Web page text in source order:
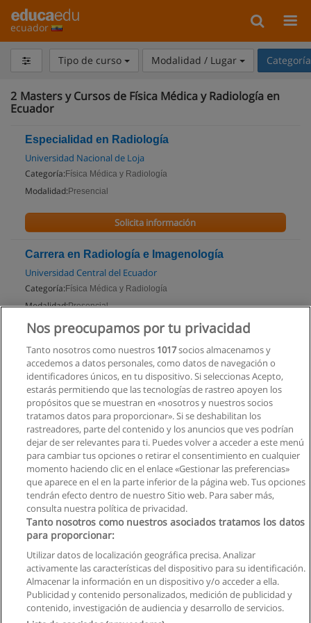
ecuador
Tipo de curso Modalidad / Lugar
2 Masters y Cursos de Física Médica y Radiología en
Ecuador
Especialidad en Radiología
Universidad Nacional de Loja
Categoría: Física Médica y Radiología
Modalidad: Presencial
Solicita información
Carrera en Radiología e Imagenología
Universidad Central del Ecuador
Categoría: Física Médica y Radiología
Modalidad:Presencial
Solicita información
Reglas de uso
Privacidad de datos
Nos preocupamos por tu privacidad
Tanto nosotros como nuestros 1017socios almacenamos y
accedemos a datos personales, como datos de navegación o
identificadores únicos, en tu dispositivo. Si seleccionas Acepto,
estarás permitiendo que las tecnologías de rastreo apoyen los
propósitos que se muestran en «nosotros y nuestros socios
tratamos datos para proporcionar». Si se deshabilitan los
rastreadores, parte del contenido y los anuncios que ves podrían
dejar de ser relevantes para ti. Puedes volver a acceder a este menú
para cambiar tus opciones o retirar el consentimiento en cualquier
momento haciendo clic en el enlace «Gestionar las preferencias»
que aparece en el en la parte inferior de la página web. Tus opciones
tendrán efecto dentro de nuestro Sitio web. Para saber más,
consulta nuestra política de privacidad.
Tanto nosotros como nuestros asociados tratamos los datos
para proporcionar:
Utilizar datos de localización geográfica precisa. Analizar
activamente las características del dispositivo para su identificación.
Almacenar la información en un dispositivo y/o acceder a ella.
Publicidad y contenido personalizados, medición de publicidad y
contenido, investigación de audiencia y desarrollo de servicios.